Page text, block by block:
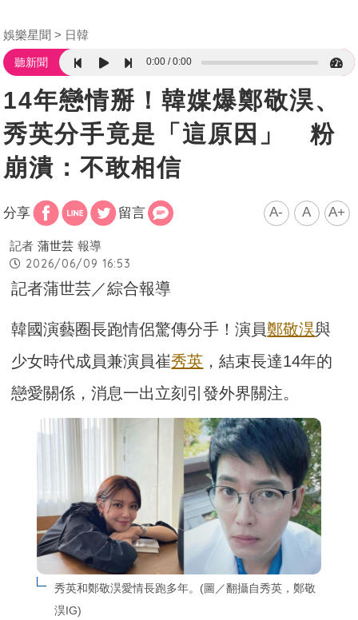
娛樂星聞 日韓
聽新聞 0:00 0:00
14年戀情掰！韓媒爆鄭敬淏、
秀英分手竟是「這原因」 粉
崩潰：不敢相信
分享 留言 A- A A+
記者 蒲世芸 報導
2026/06/09 16:53
記者蒲世芸／綜合報導
韓國演藝圈長跑情侶驚傳分手！演員鄭敬淏與
少女時代成員兼演員崔秀英 ，結束長達14年的
戀愛關係，消息一出立刻引發外界關注。
秀英和鄭敬淏愛情長跑多年。(圖／翻攝自秀英，鄭敬
淏IG)